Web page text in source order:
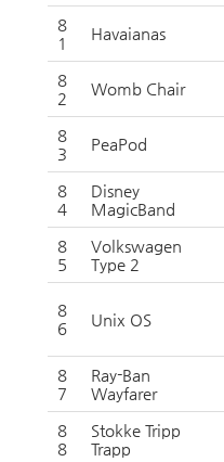
8
1
Havaianas
8
2
Womb Chair
8
3
PeaPod
8
4
Disney
MagicBand
8
5
Volkswagen
Type 2
8
6
Unix OS
8
7
Ray-Ban
Wayfarer
8
8
Stokke Tripp
Trapp